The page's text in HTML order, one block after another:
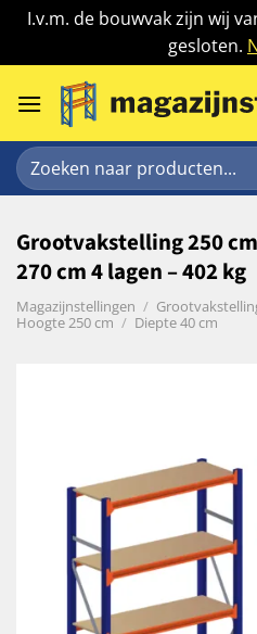
I.v.m. de bouwvak zijn wij
gesloten.
naar
Zoeken
naar:
Grootvakstelling 250
270 cm 4 lagen – 402 kg
Magazijnstellingen /
Hoogte 250 cm / Diepte 40 cm